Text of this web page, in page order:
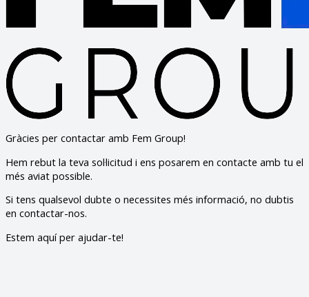
Gràcies per contactar amb Fem Group!
Hem rebut la teva sol·licitud i ens posarem en contacte amb tu el
més aviat possible.
Si tens qualsevol dubte o necessites més informació, no dubtis
en contactar-nos.
Estem aquí per ajudar-te!